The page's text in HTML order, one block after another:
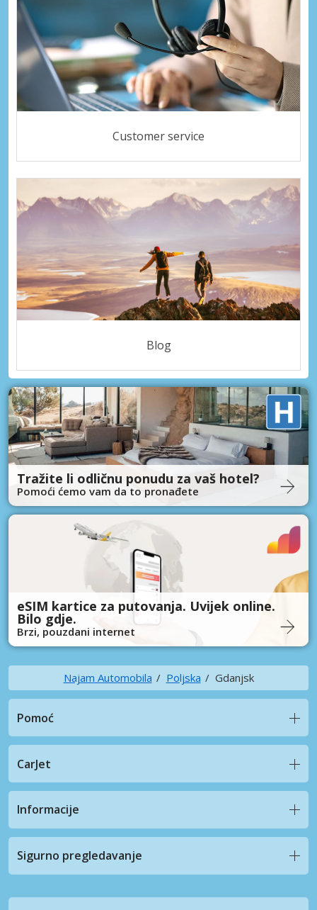
Customer service
Blog
Tražite li odličnu ponudu za vaš hotel?
Pomoći ćemo vam da to pronađete
eSIM kartice za putovanja. Uvijek online.
Bilo gdje.
Brzi, pouzdani internet
Najam Automobila Poljska Gdanjsk
Pomoć
CarJet
Informacije
Sigurno pregledavanje